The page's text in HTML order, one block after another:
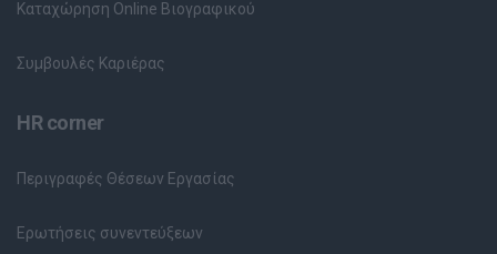
Καταχώρηση Online Βιογραφικού
Συμβουλές Καριέρας
HR corner
Περιγραφές Θέσεων Εργασίας
Ερωτήσεις συνεντεύξεων